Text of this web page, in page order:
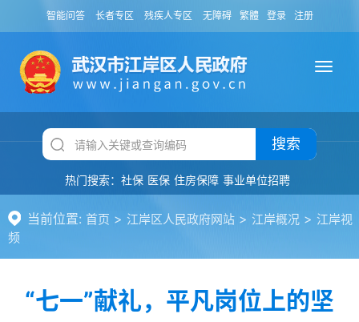
智能问答 长者专区 残疾人专区 无障碍 繁體 登录 注册
搜索
热门搜索： 社保 医保 住房保障 事业单位招聘
当前位置: 首页 > 江岸区人民政府网站 > 江岸概况 > 江岸视
频
“七一”献礼，平凡岗位上的坚